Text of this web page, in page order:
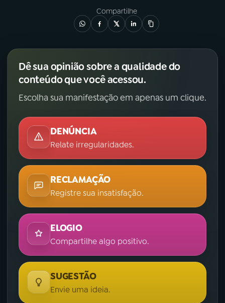
Compartilhe
Dê sua opinião sobre a qualidade do
conteúdo que você acessou.
Escolha sua manifestação em apenas um clique.
DENÚNCIA
Relate irregularidades.
RECLAMAÇÃO
Registre sua insatisfação.
ELOGIO
Compartilhe algo positivo.
SUGESTÃO
Envie uma ideia.